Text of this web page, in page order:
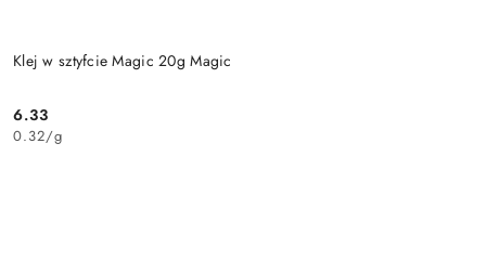
Klej w sztyfcie Magic 20g Magic
Cena:
6.33
0.32/g